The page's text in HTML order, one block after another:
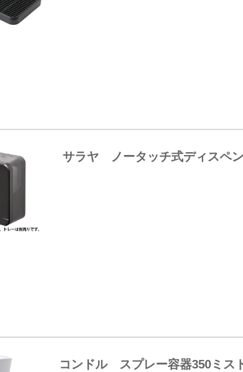
サラヤ ノータッチ式ディスペ
コンドル スプレー容器350ミス